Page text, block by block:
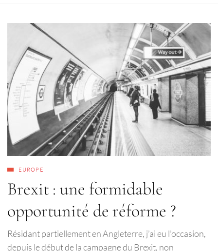
EUROPE
Brexit : une formidable
opportunité de réforme ?
Résidant partiellement en Angleterre, j’ai eu l’occasion,
depuis le début de la campagne du Brexit, non